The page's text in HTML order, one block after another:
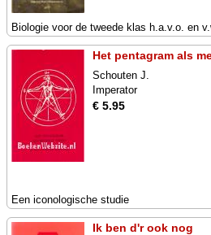
Biologie voor de tweede klas h.a.v.o. en
Het pentagram als
Schouten J.
Imperator
€ 5.95
Een iconologische studie
Ik ben d'r ook nog